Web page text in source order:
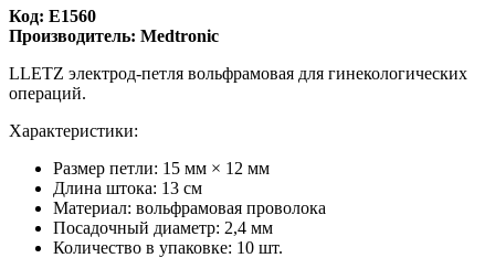
Код: E1560
Производитель: Medtronic
LLETZ электрод-петля вольфрамовая для гинекологических
операций.
Характеристики:
Размер петли: 15 мм × 12 мм
Длина штока: 13 см
Материал: вольфрамовая проволока
Посадочный диаметр: 2,4 мм
Количество в упаковке: 10 шт.